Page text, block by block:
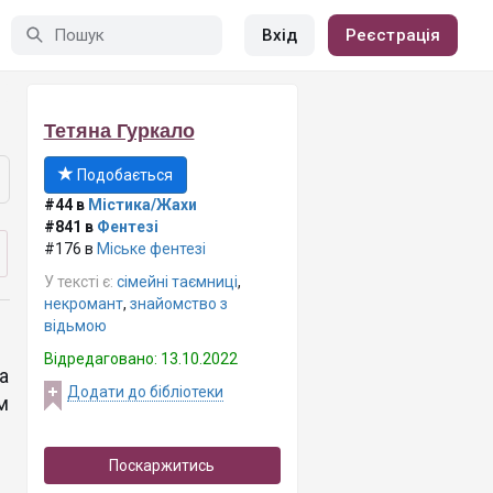
Вхід Реєстрація
Тетяна Гуркало
Подобається
#44 в Містика/Жахи
#841 в Фентезі
#176 в Міське фентезі
У тексті є: сімейні таємниці,
некромант, знайомство з
відьмою
Відредаговано: 13.10.2022
Додати до бібліотеки
Поскаржитись